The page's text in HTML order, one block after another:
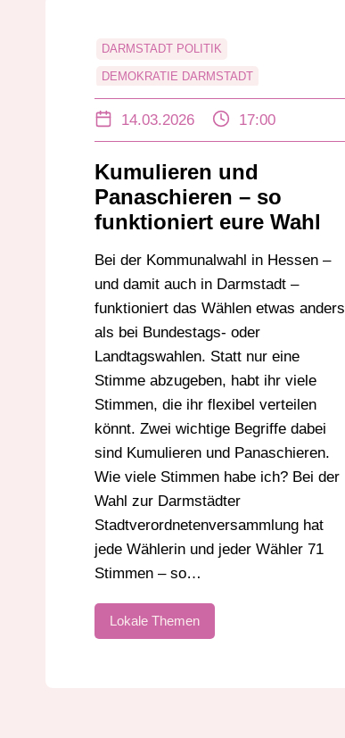
DARMSTADT POLITIK
DEMOKRATIE DARMSTADT
KOMMUNALWAHL DARMSTADT
KUMULIEREN
LOKALPOLITIK DARMSTADT
STADTVERORDNETENVERSAMMLUNG
DARMSTADT
WAHL ERKLÄRT
WÄHLEN IN DARMSTADT
WAHLRECHT HESSEN
14.03.2026 17:00
Kumulieren und
Panaschieren – so
funktioniert eure Wahl
Bei der Kommunalwahl in Hessen –
und damit auch in Darmstadt –
funktioniert das Wählen etwas anders
als bei Bundestags- oder
Landtagswahlen. Statt nur eine
Stimme abzugeben, habt ihr viele
Stimmen, die ihr flexibel verteilen
könnt. Zwei wichtige Begriffe dabei
sind Kumulieren und Panaschieren.
Wie viele Stimmen habe ich? Bei der
Wahl zur Darmstädter
Stadtverordnetenversammlung hat
jede Wählerin und jeder Wähler 71
Stimmen – so…
Lokale Themen